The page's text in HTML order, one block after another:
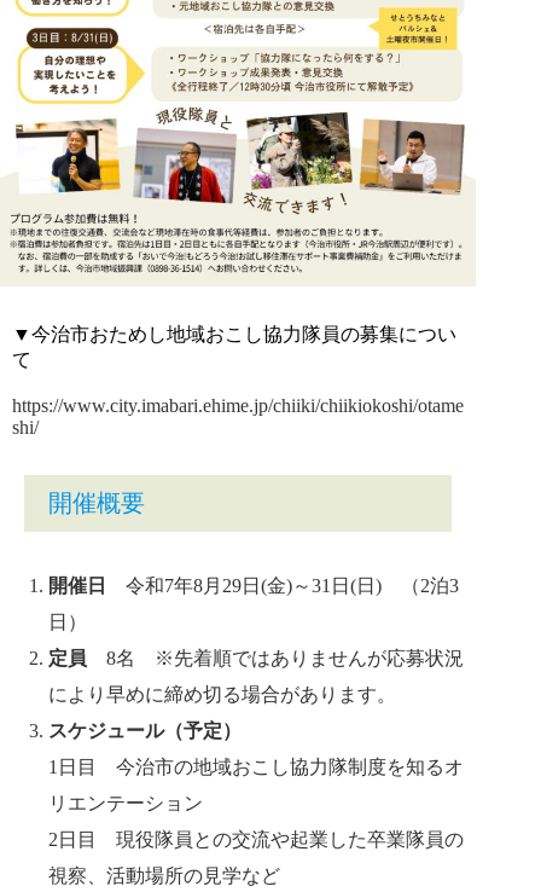
▼今治市おためし地域おこし協力隊員の募集につい
て
https://www.city.imabari.ehime.jp/chiiki/chiikiokoshi/otame
shi/
開催概要
開催日
令和7年8月29日(金)～31日(日) （2泊3
日）
定員 8名 ※先着順ではありませんが応募状況
により早めに締め切る場合があります。
スケジュール（予定）
1日目 今治市の地域おこし協力隊制度を知るオ
リエンテーション
2日目 現役隊員との交流や起業した卒業隊員の
視察、活動場所の見学など